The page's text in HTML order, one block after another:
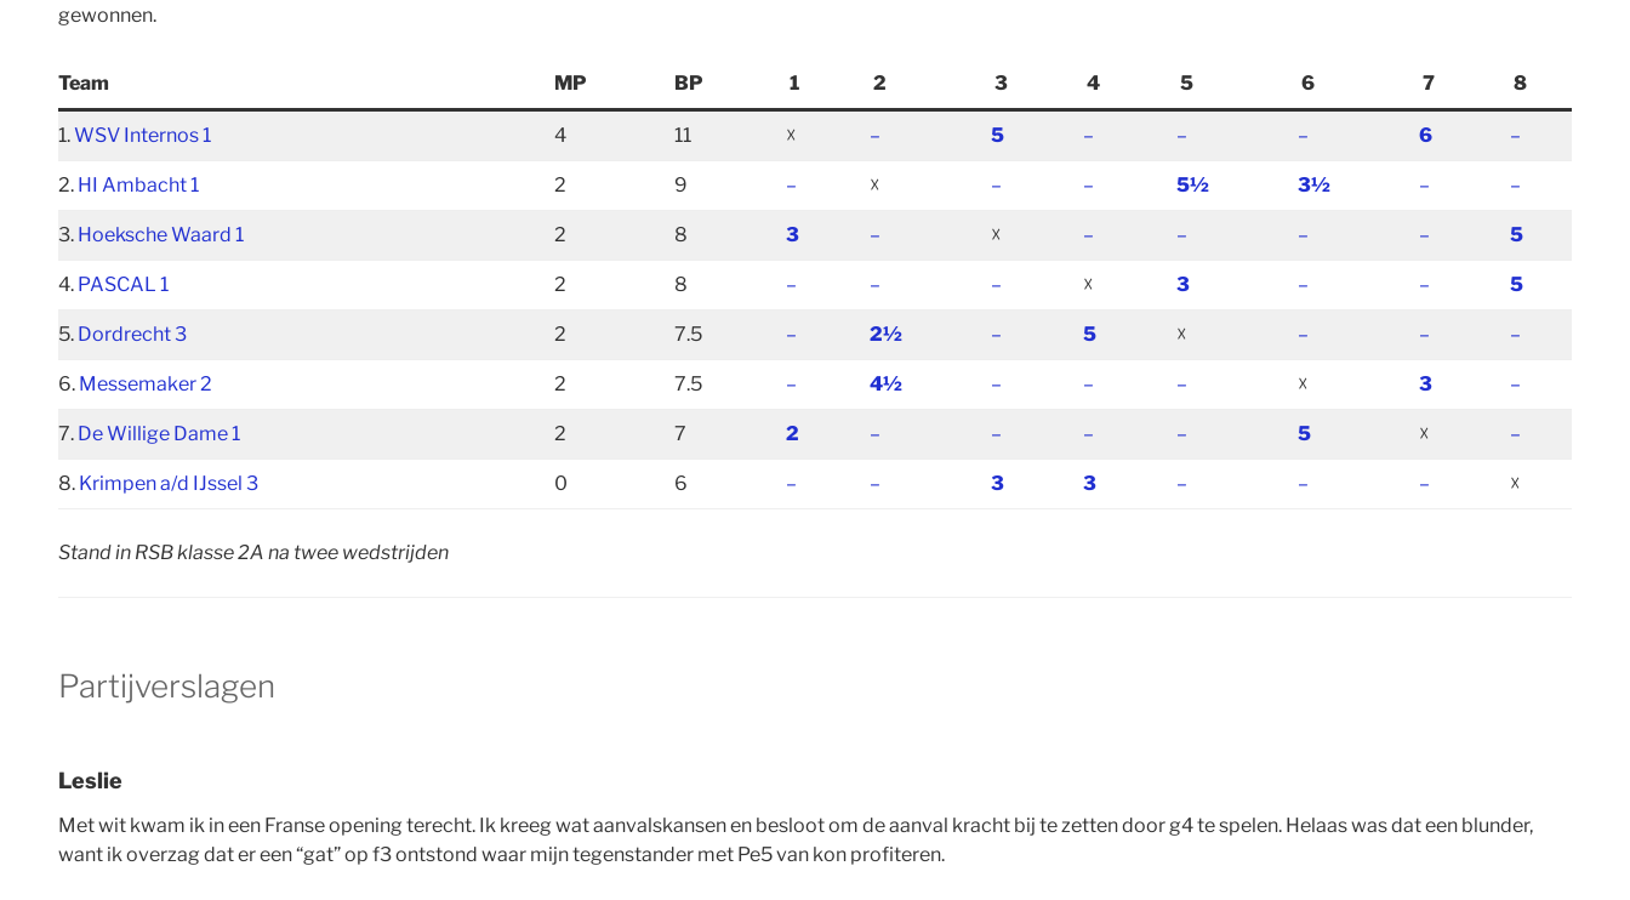
gewonnen.
Team MP BP 1 2 3 4 5 6 7 8
1.WSV Internos 1 4 11 ☓ – 5 – – – 6 –
2. HI Ambacht 1 2 9 – ☓ – – 5½ 3½ – –
3. Hoeksche Waard 1 2 8 3 – ☓ – – – – 5
4. PASCAL 1 2 8 – – – ☓ 3 – – 5
5. Dordrecht 3 2 7.5 – 2½ – 5 ☓ – – –
6. Messemaker 2 2 7.5 – 4½ – – – ☓ 3 –
7. De Willige Dame 1 2 7 2 – – – – 5 ☓ –
8. Krimpen a/d IJssel 3 0 6 – – 3 3 – – – ☓
Stand in RSB klasse 2A na twee wedstrijden
Partijverslagen
Leslie
Met wit kwam ik in een Franse opening terecht. Ik kreeg wat aanvalskansen en besloot om de aanval kracht bij te zetten door g4 te spelen. Helaas was dat een blunder,
want ik overzag dat er een “gat” op f3 ontstond waar mijn tegenstander met Pe5 van kon profiteren.